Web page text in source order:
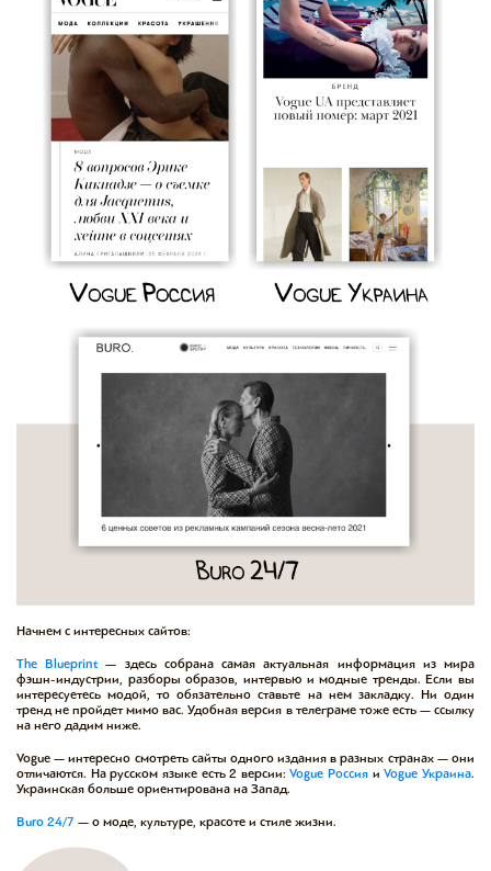
Начнем с интересных сайтов:
The Blueprint — здесь собрана самая актуальная информация из мира
фэшн-индустрии, разборы образов, интервью и модные тренды. Если вы
интересуетесь модой, то обязательно ставьте на нем закладку. Ни один
тренд не пройдет мимо вас. Удобная версия в телеграме тоже есть — ссылку
на него дадим ниже.
Vogue — интересно смотреть сайты одного издания в разных странах — они
отличаются. На русском языке есть 2 версии:Vogue Россия иVogue Украина.
Украинская больше ориентирована на Запад.
Buro 24/7 — о моде, культуре, красоте и стиле жизни.